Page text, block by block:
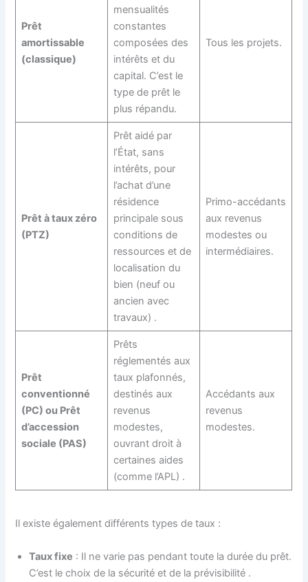
Prêt
amortissable
(classique)
mensualités
constantes
composées des
intérêts et du
capital. C’est le
type de prêt le
plus répandu.
Tous les projets.
Prêt à taux zéro
(PTZ)
Prêt aidé par
l’État, sans
intérêts, pour
l’achat d’une
résidence
principale sous
conditions de
ressources et de
localisation du
bien (neuf ou
ancien avec
travaux) .
Primo-accédants
aux revenus
modestes ou
intermédiaires.
Prêt
conventionné
(PC) ou Prêt
d’accession
sociale (PAS)
Prêts
réglementés aux
taux plafonnés,
destinés aux
revenus
modestes,
ouvrant droit à
certaines aides
(comme l’APL) .
Accédants aux
revenus
modestes.
Il existe également différents types de taux :
Taux fixe : Il ne varie pas pendant toute la durée du prêt.
C’est le choix de la sécurité et de la prévisibilité .